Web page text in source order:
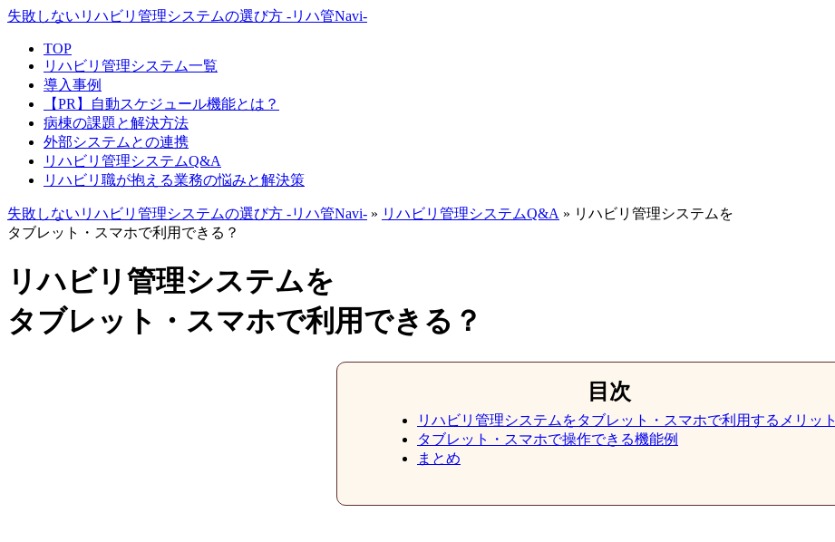
失敗しないリハビリ管理システムの選び方 -リハ管Navi-
TOP
リハビリ管理システム一覧
導入事例
【PR】自動スケジュール機能とは？
病棟の課題と解決方法
外部システムとの連携
リハビリ管理システムQ&A
リハビリ職が抱える業務の悩みと解決策
失敗しないリハビリ管理システムの選び方 -リハ管Navi- » リハビリ管理システムQ&A » リハビリ管理システムを
タブレット・スマホで利用できる？
リハビリ管理システムを
タブレット・スマホで利用できる？
目次
リハビリ管理システムをタブレット・スマホで利用するメリット
タブレット・スマホで操作できる機能例
まとめ